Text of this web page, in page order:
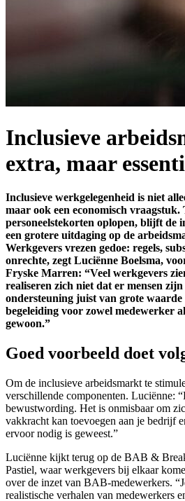
Inclusieve
extra, maar
Inclusieve werkgelegenheid is niet
maar ook een economisch
personeelstekorten oplopen, blijft de
een grotere uitdaging op de
Werkgevers vrezen gedoe: regels,
onrechte, zegt Luciënne Boelsma,
Fryske Marren: “Veel werkgevers
realiseren zich niet dat er mensen zijn
ondersteuning juist van grote
begeleiding voor zowel medewerker
gewoon.”
Goed voorbeeld doet
Om de inclusieve arbeidsmarkt te
verschillende componenten. Luciënne:
bewustwording. Het is onmisbaar om
vakkracht kan toevoegen aan je bedrijf
ervoor nodig is geweest.”
Luciënne kijkt terug op de BAB &
Pastiel, waar werkgevers bij elkaar
over de inzet van BAB-medewerkers.
realistische verhalen van medewerkers